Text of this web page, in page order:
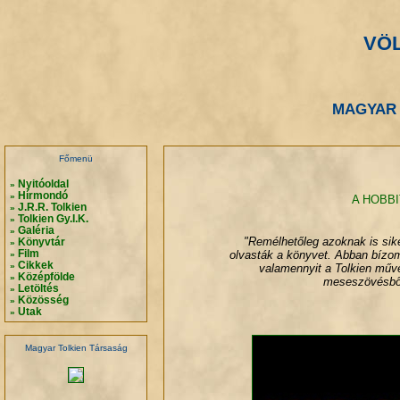
Főmenü
» Nyitóoldal
» Hírmondó
» J.R.R. Tolkien
» Tolkien Gy.I.K.
» Galéria
» Könyvtár
» Film
» Cikkek
» Középfölde
» Letöltés
» Közösség
» Utak
Magyar Tolkien Társaság
A
"Remélhetőleg azoknak is
olvasták a könyvet. Abban
valamennyit a Tolkien